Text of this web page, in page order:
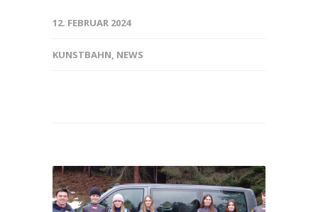
12. FEBRUAR 2024
KUNSTBAHN, NEWS